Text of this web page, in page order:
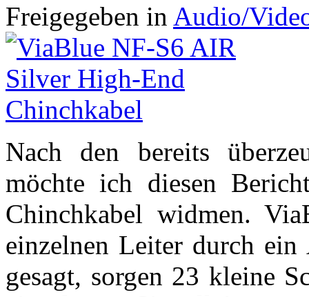
Freigegeben in Audio/
Nach den bereits
möchte ich diesen
Chinchkabel widmen.
einzelnen Leiter durch
gesagt, sorgen 23 kleine